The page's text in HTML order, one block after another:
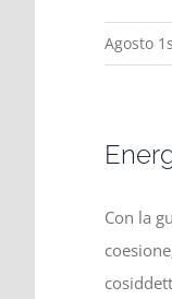
Agosto
Con la